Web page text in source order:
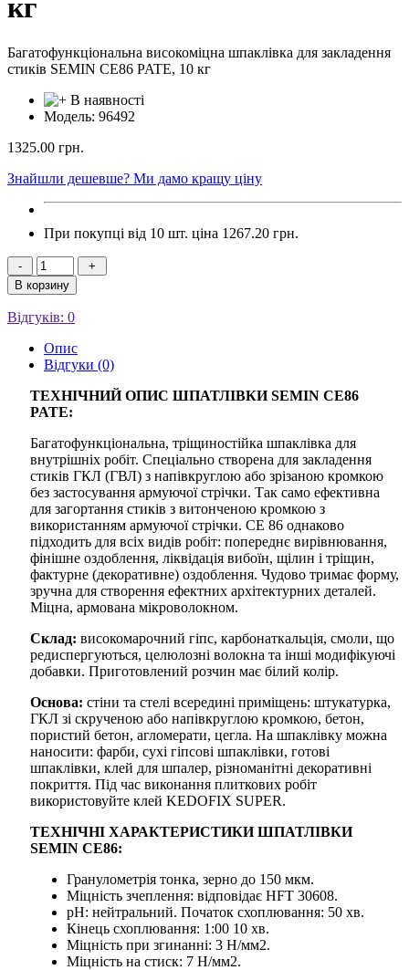
кг
Багатофункціональна високоміцна шпаклівка для закладення
стиків SEMIN CE86 PATE, 10 кг
В наявності
Модель: 96492
1325.00 грн.
Знайшли дешевше? Ми дамо кращу ціну
При покупці від 10 шт. ціна 1267.20 грн.
-
+
В корзину
Відгуків: 0
Опис
Відгуки (0)
ТЕХНІЧНИЙ ОПИС ШПАТЛІВКИ SEMIN CE86
PATE:
Багатофункціональна, тріщиностійка шпаклівка для
внутрішніх робіт. Спеціально створена для закладення
стиків ГКЛ (ГВЛ) з напівкруглою або зрізаною кромкою
без застосування армуючої стрічки. Так само ефективна
для загортання стиків з витонченою кромкою з
використанням армуючої стрічки. СЕ 86 однаково
підходить для всіх видів робіт: попереднє вирівнювання,
фінішне оздоблення, ліквідація вибоїн, щілин і тріщин,
фактурне (декоративне) оздоблення. Чудово тримає форму,
зручна для створення ефектних архітектурних деталей.
Міцна, армована мікроволокном.
Склад: високомарочний гіпс, карбонаткальція, смоли, що
редиспергуються, целюлозні волокна та інші модифікуючі
добавки. Приготовлений розчин має білий колір.
Основа: стіни та стелі всередині приміщень: штукатурка,
ГКЛ зі скрученою або напівкруглою кромкою, бетон,
пористий бетон, агломерати, цегла. На шпаклівку можна
наносити: фарби, сухі гіпсові шпаклівки, готові
шпаклівки, клей для шпалер, різноманітні декоративні
покриття. Під час виконання плиткових робіт
використовуйте клей KEDOFIX SUPER.
ТЕХНІЧНІ ХАРАКТЕРИСТИКИ ШПАТЛІВКИ
SEMIN CE86:
Гранулометрія тонка, зерно до 150 мкм.
Міцність зчеплення: відповідає HFT 30608.
рH: нейтральний. Початок схоплювання: 50 хв.
Кінець схоплювання: 1:00 10 хв.
Міцність при згинанні: 3 Н/мм2.
Міцність на стиск: 7 Н/мм2.